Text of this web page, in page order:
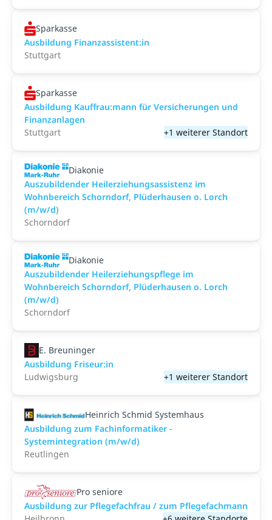
Sparkasse
Ausbildung Finanzassistent:in
Stuttgart
Sparkasse
Ausbildung Kauffrau:mann für Versicherungen und
Finanzanlagen
Stuttgart
+1 weiterer Standort
Diakonie
Auszubildender Heilerziehungsassistenz im
Wohnbereich Schorndorf, Plüderhausen o. Lorch
(m/w/d)
Schorndorf
Diakonie
Auszubildender Heilerziehungspflege im
Wohnbereich Schorndorf, Plüderhausen o. Lorch
(m/w/d)
Schorndorf
E. Breuninger
Ausbildung Friseur:in
Ludwigsburg
+1 weiterer Standort
Heinrich Schmid Systemhaus
Ausbildung zum Fachinformatiker -
Systemintegration (m/w/d)
Reutlingen
Pro seniore
Ausbildung zur Pflegefachfrau / zum Pflegefachmann